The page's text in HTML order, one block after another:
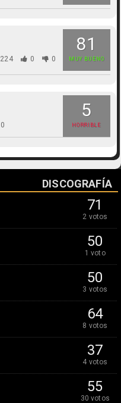
81
MUY BUENO
224 0 0
5
HORRIBLE
0
DISCOGRAFÍA
71
2 votos
50
1 voto
50
3 votos
64
8 votos
37
4 votos
55
30 votos